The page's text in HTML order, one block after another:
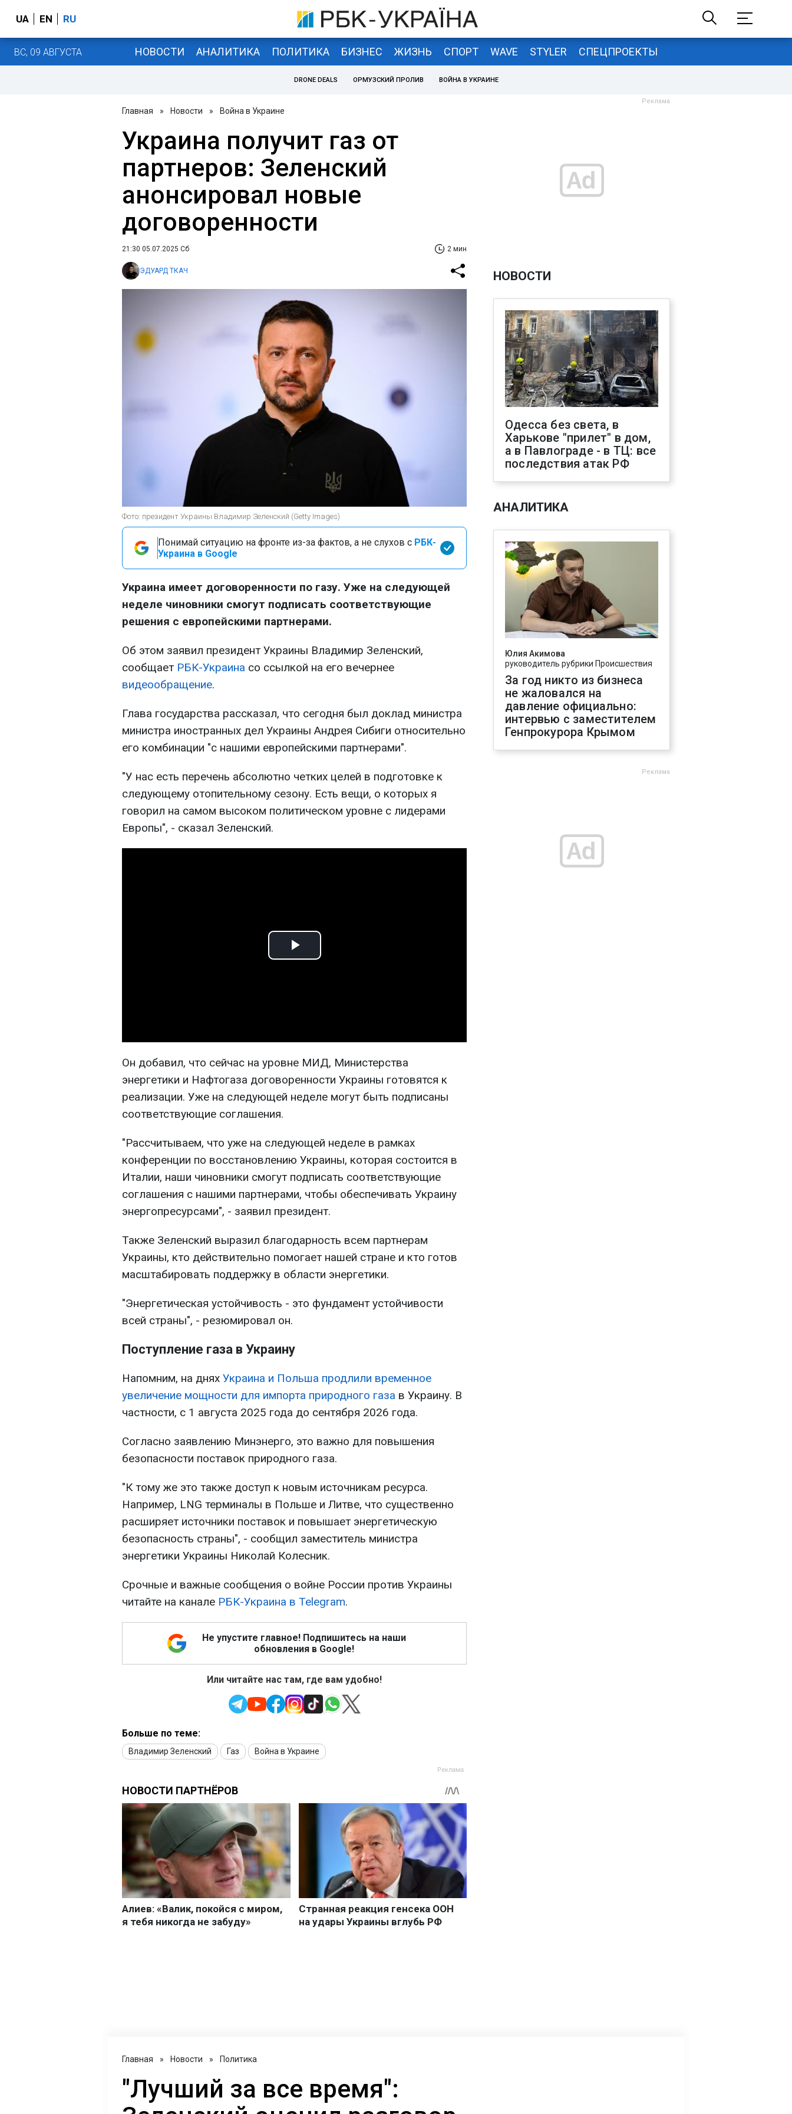
UA EN RU
ВС, 09 АВГУСТА НОВОСТИ АНАЛИТИКА ПОЛИТИКА БИЗНЕС ЖИЗНЬ СПОРТ WAVE STYLER СПЕЦПРОЕКТЫ
DRONE DEALS ОРМУЗСКИЙ ПРОЛИВ ВОЙНА В УКРАИНЕ
Главная » Новости » Война в Украине
Украина получит газ от
партнеров: Зеленский
анонсировал новые
договоренности
21:30 05.07.2025 Сб 2 мин
ЭДУАРД ТКАЧ
Фото: президент Украины Владимир Зеленский (Getty Images)
Понимай ситуацию на фронте из-за фактов, а не слухов с РБК-
Украина в Google
Украина имеет договоренности по газу. Уже на следующей
неделе чиновники смогут подписать соответствующие
решения с европейскими партнерами.
Об этом заявил президент Украины Владимир Зеленский,
сообщает РБК-Украина со ссылкой на его вечернее
видеообращение.
Глава государства рассказал, что сегодня был доклад министра
министра иностранных дел Украины Андрея Сибиги относительно
его комбинации "с нашими европейскими партнерами".
"У нас есть перечень абсолютно четких целей в подготовке к
следующему отопительному сезону. Есть вещи, о которых я
говорил на самом высоком политическом уровне с лидерами
Европы", - сказал Зеленский.
Play
Он добавил, что сейчас на уровне МИД, Министерства
энергетики и Нафтогаза договоренности Украины готовятся к
реализации. Уже на следующей неделе могут быть подписаны
соответствующие соглашения.
"Рассчитываем, что уже на следующей неделе в рамках
конференции по восстановлению Украины, которая состоится в
Италии, наши чиновники смогут подписать соответствующие
соглашения с нашими партнерами, чтобы обеспечивать Украину
энергопресурсами", - заявил президент.
Также Зеленский выразил благодарность всем партнерам
Украины, кто действительно помогает нашей стране и кто готов
масштабировать поддержку в области энергетики.
"Энергетическая устойчивость - это фундамент устойчивости
всей страны", - резюмировал он.
Поступление газа в Украину
Напомним, на днях Украина и Польша продлили временное
увеличение мощности для импорта природного газа в Украину. В
частности, с 1 августа 2025 года до сентября 2026 года.
Согласно заявлению Минэнерго, это важно для повышения
безопасности поставок природного газа.
"К тому же это также доступ к новым источникам ресурса.
Например, LNG терминалы в Польше и Литве, что существенно
расширяет источники поставок и повышает энергетическую
безопасность страны", - сообщил заместитель министра
энергетики Украины Николай Колесник.
Срочные и важные сообщения о войне России против Украины
читайте на канале РБК-Украина в Telegram.
Не упустите главное! Подпишитесь на наши
обновления в Google!
Или читайте нас там, где вам удобно!
Больше по теме:
Владимир Зеленский Газ Война в Украине
НОВОСТИ
Одесса без света, в
Харькове "прилет" в дом,
а в Павлограде - в ТЦ: все
последствия атак РФ
АНАЛИТИКА
Юлия Акимова
руководитель рубрики Происшествия
За год никто из бизнеса
не жаловался на
давление официально:
интервью с заместителем
Генпрокурора Крымом
Главная » Новости » Политика
"Лучший за все время":